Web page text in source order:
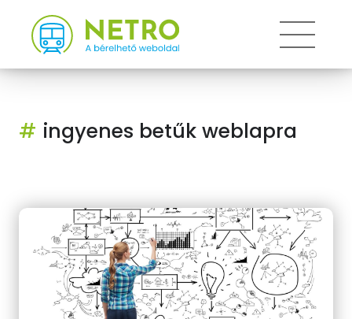
# ingyenes betűk weblapra